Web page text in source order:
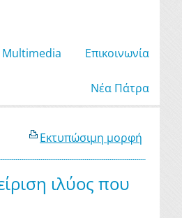
Μultimedia Επικοινωνία
Νέα Πάτρα
Εκτυπώσιμη μορφή
ιλύος που